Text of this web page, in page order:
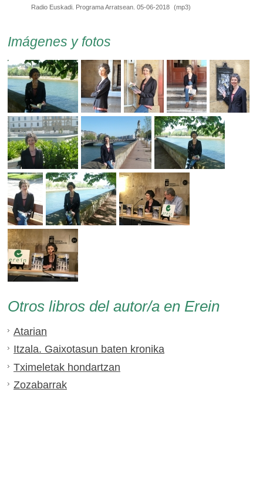
Radio Euskadi. Programa Arratsean. 05-06-2018 (mp3)
Imágenes y fotos
Otros libros del autor/a en Erein
Atarian
Itzala. Gaixotasun baten kronika
Tximeletak hondartzan
Zozabarrak